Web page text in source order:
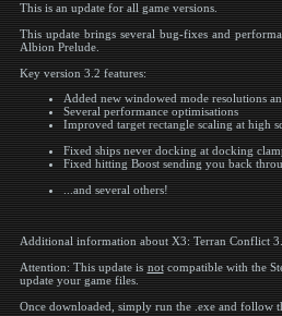
This is an update for all game versions.
This update brings several bug-fixes and
Albion Prelude.
Key version 3.2 features:
Added new windowed mode resolutions
Several performance optimisations
Improved target rectangle scaling at high
Fixed ships never docking at docking
Fixed hitting Boost sending you back
...and several others!
Additional information about X3: Terran Conflict
Attention: This update is notcompatible with the
update your game files.
Once downloaded, simply run the .exe and follow